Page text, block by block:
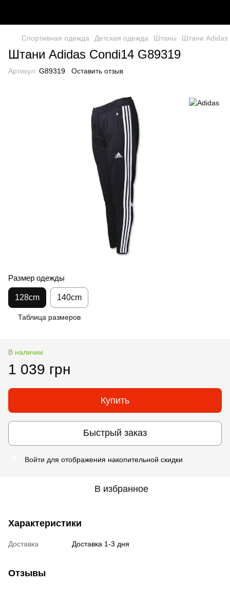
Спортивная одежда Детская одежда Штаны Штани Adidas
Штани Adidas Condi14 G89319
Артикул: G89319 Оставить отзыв
Размер одежды
128cm 140cm
Таблица размеров
В наличии
1 039 грн
Купить
Быстрый заказ
Войти для отображения накопительной скидки
В избранное
Характеристики
Доставка Доставка 1-3 дня
Отзывы